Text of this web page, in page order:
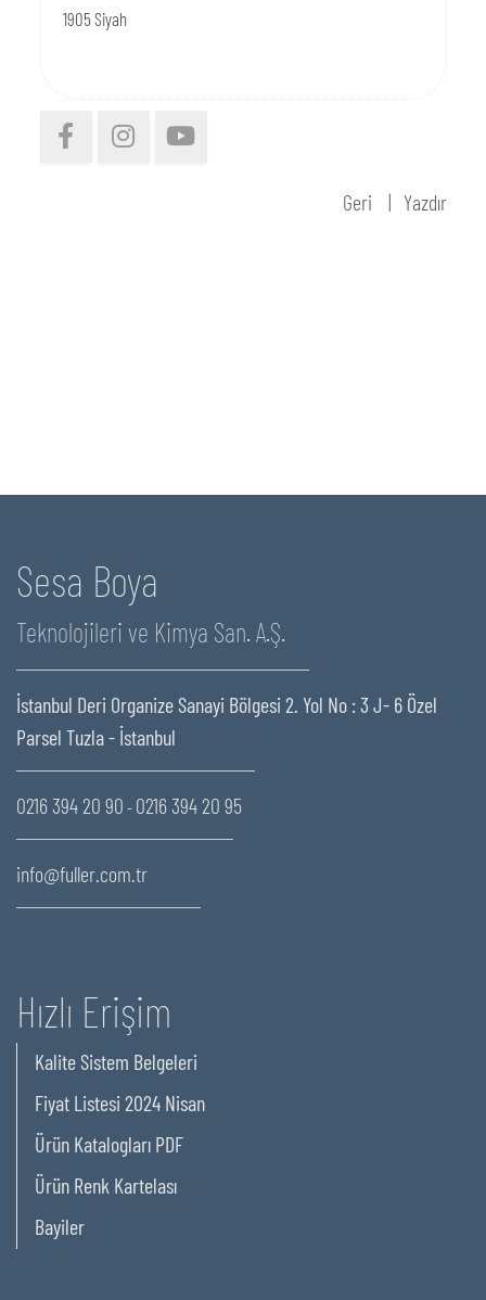
1905 Siyah
Geri Yazdır
Sesa Boya
Teknolojileri ve Kimya San. A.Ş.
İstanbul Deri Organize Sanayi Bölgesi 2. Yol No : 3 J- 6 Özel
Parsel Tuzla - İstanbul
0216 394 20 90 - 0216 394 20 95
info@fuller.com.tr
Hızlı Erişim
Kalite Sistem Belgeleri
Fiyat Listesi 2024 Nisan
Ürün Katalogları PDF
Ürün Renk Kartelası
Bayiler